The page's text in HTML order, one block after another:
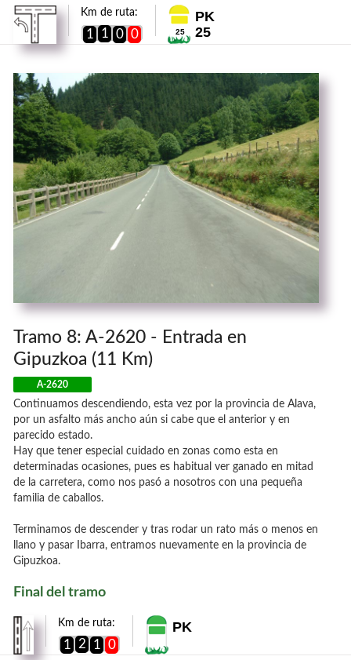
Km de ruta:
1 1 0 0 25
PK
25
Tramo 8: A-2620 - Entrada en
Gipuzkoa (11 Km)
A-2620
Continuamos descendiendo, esta vez por la provincia de Alava,
por un asfalto más ancho aún si cabe que el anterior y en
parecido estado.
Hay que tener especial cuidado en zonas como esta en
determinadas ocasiones, pues es habitual ver ganado en mitad
de la carretera, como nos pasó a nosotros con una pequeña
familia de caballos.
Terminamos de descender y tras rodar un rato más o menos en
llano y pasar Ibarra, entramos nuevamente en la provincia de
Gipuzkoa.
Final del tramo
Km de ruta:
1 2 1 0
PK